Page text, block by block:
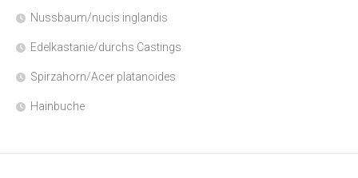
Nussbaum/nucis inglandis
Edelkastanie/durchs Castings
Spirzahorn/Acer platanoides
Hainbuche